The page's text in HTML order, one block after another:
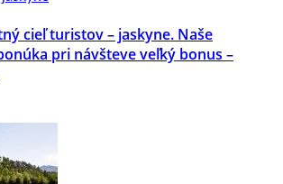
cieľ turistov – jaskyne. Naše
pri návšteve veľký bonus –